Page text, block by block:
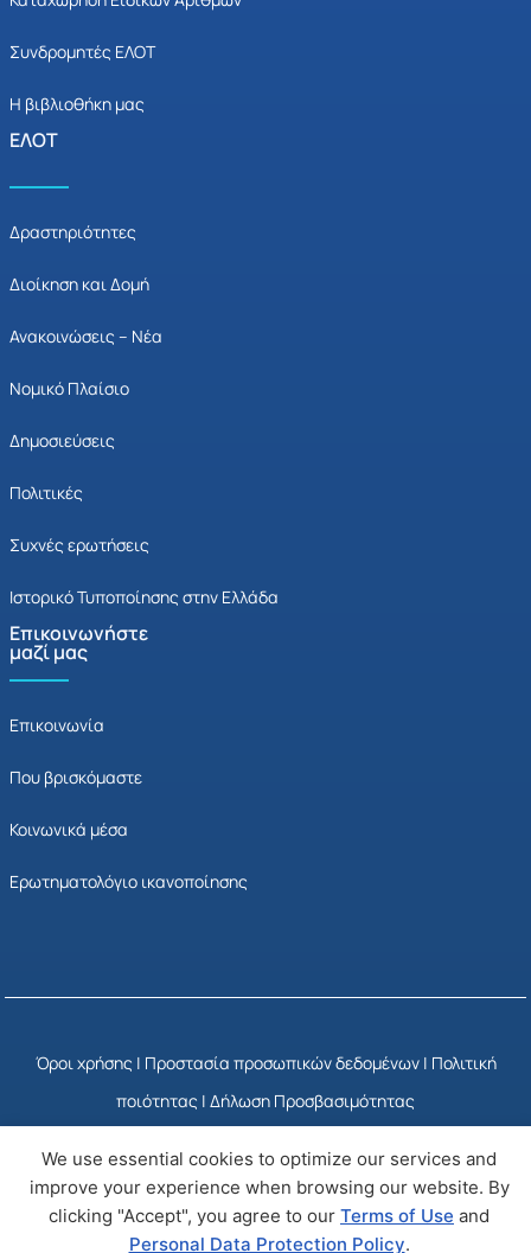
We use essential cookies to optimize our services and
improve your experience when browsing our website. By
clicking "Accept", you agree to our Terms of Use and
Personal Data Protection Policy.
Συνδρομητές ΕΛΟΤ
Η βιβλιοθήκη μας
ΕΛΟΤ
Δραστηριότητες
Διοίκηση και Δομή
Ανακοινώσεις – Νέα
Νομικό Πλαίσιο
Δημοσιεύσεις
Πολιτικές
Συχνές ερωτήσεις
Ιστορικό Τυποποίησης στην Ελλάδα
Επικοινωνήστε
μαζί μας
Επικοινωνία
Που βρισκόμαστε
Κοινωνικά μέσα
Ερωτηματολόγιο ικανοποίησης
Όροι χρήσης | Προστασία προσωπικών δεδομένων| Πολιτική
ποιότητας | Δήλωση Προσβασιμότητας
© Copyright 2025 ΕΣΥΠ Developed by Wizy